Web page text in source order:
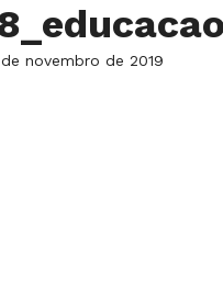
novembro de 2019